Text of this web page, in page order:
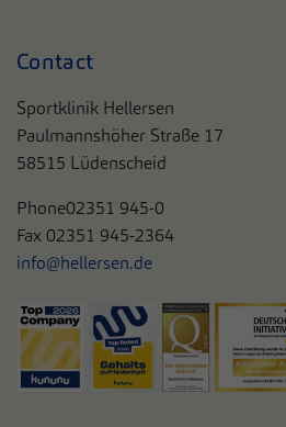
Contact
Sportklinik Hellersen
Paulmannshöher Straße 17
58515 Lüdenscheid
Phone02351 945-0
Fax 02351 945-2364
info@hellersen.de